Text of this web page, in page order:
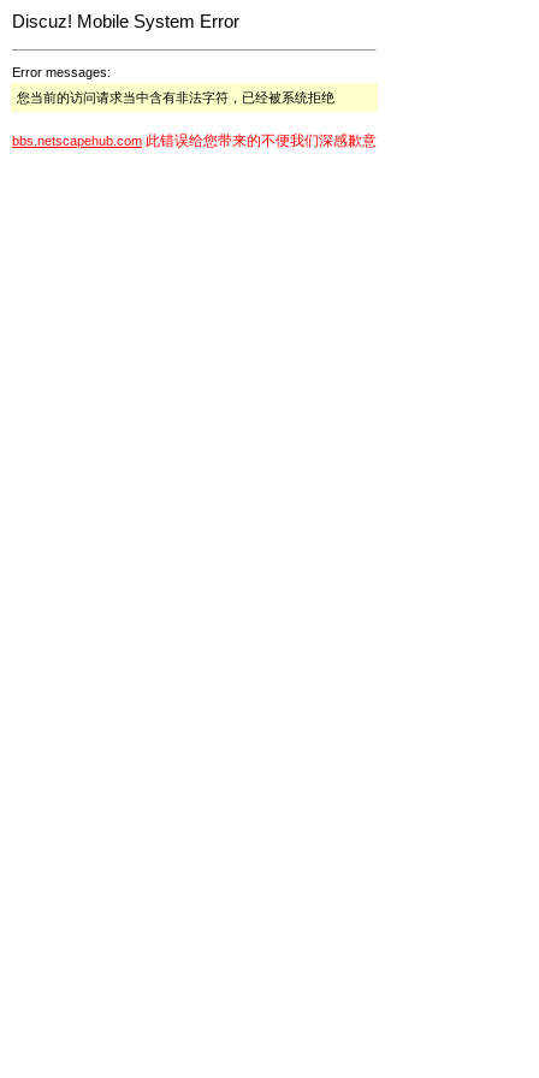
Discuz! Mobile System Error
Error messages:
您当前的访问请求当中含有非法字符，已经被系统拒绝
bbs.netscapehub.com 此错误给您带来的不便我们深感歉意